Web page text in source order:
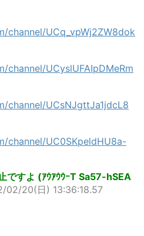
channel/UCq_vpWj2ZW8dok
UCyslUFAIpDMeRm
channel/UCsNJgttJa1jdcL8
channel/UC0SKpeldHU8a-
ですよ (ｱｳｱｳｳｰT Sa57-hSEA
02/20(日) 13:36:18.57